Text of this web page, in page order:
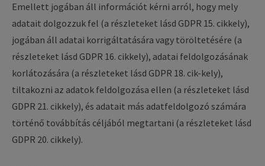
Emellett jogában áll információt kérni arról, hogy mely
adatait dolgozzuk fel (a részleteket lásd GDPR 15. cikkely),
jogában áll adatai korrigáltatására vagy töröltetésére (a
részleteket lásd GDPR 16. cikkely), adatai feldolgozásának
korlátozására (a részleteket lásd GDPR 18. cik-kely),
tiltakozni az adatok feldolgozása ellen (a részleteket lásd
GDPR 21. cikkely), és adatait más adatfeldolgozó számára
történő továbbítás céljából megtartani (a részleteket lásd
GDPR 20. cikkely).